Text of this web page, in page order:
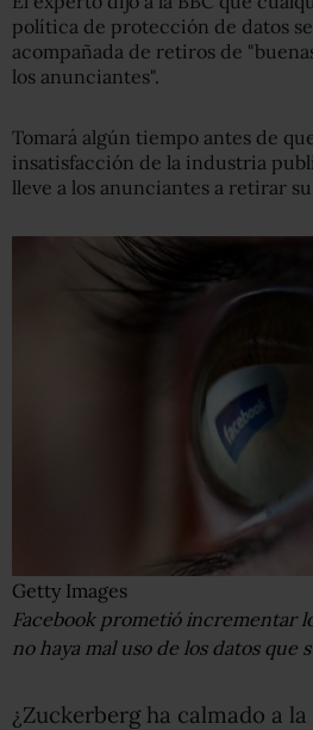
política de protección de datos
acompañada de retiros de
los anunciantes".
Tomará algún tiempo antes de
insatisfacción de la industria
lleve a los anunciantes a retirar
Getty Images
Facebook prometió incrementar
no haya mal uso de los datos que
¿Zuckerberg ha calmado a la